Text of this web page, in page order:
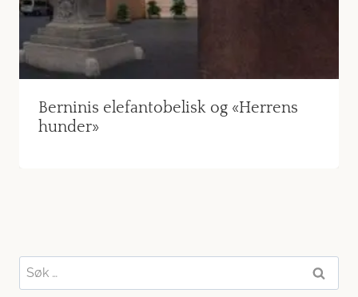
Berninis elefantobelisk og «Herrens
hunder»
Søk
etter: